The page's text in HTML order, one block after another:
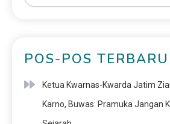
POS-POS TERBARU
Ketua Kwarnas-Kwarda Jatim
Karno, Buwas: Pramuka Jangan